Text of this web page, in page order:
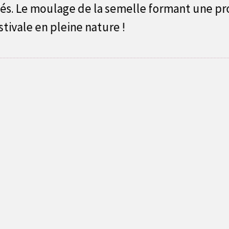
Le moulage de la semelle formant
en pleine nature !